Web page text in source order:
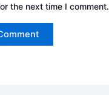
the next time I comment.